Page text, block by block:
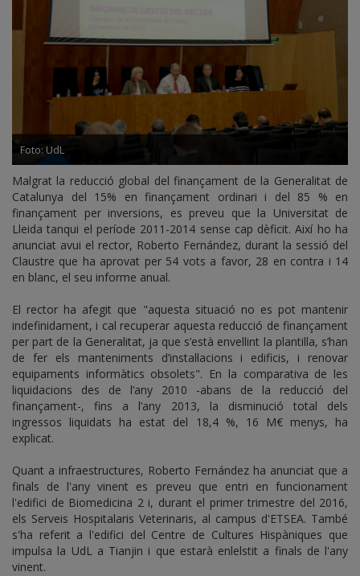
Foto: UdL
Malgrat la reducció global del finançament de la Generalitat de
Catalunya del 15% en finançament ordinari i del 85 % en
finançament per inversions, es preveu que la Universitat de
Lleida tanqui el període 2011-2014 sense cap dèficit. Així ho ha
anunciat avui el rector, Roberto Fernández, durant la sessió del
Claustre que ha aprovat per 54 vots a favor, 28 en contra i 14
en blanc, el seu informe anual.
El rector ha afegit que "aquesta situació no es pot mantenir
indefinidament, i cal recuperar aquesta reducció de finançament
per part de la Generalitat, ja que s’està envellint la plantilla, s’han
de fer els manteniments d’instal·lacions i edificis, i renovar
equipaments informàtics obsolets". En la comparativa de les
liquidacions des de l’any 2010 -abans de la reducció del
finançament-, fins a l’any 2013, la disminució total dels
ingressos liquidats ha estat del 18,4 %, 16 M€ menys, ha
explicat.
Quant a infraestructures, Roberto Fernández ha anunciat que a
finals de l'any vinent es preveu que entri en funcionament
l'edifici de Biomedicina 2 i, durant el primer trimestre del 2016,
els Serveis Hospitalaris Veterinaris, al campus d'ETSEA. També
s'ha referit a l'edifici del Centre de Cultures Hispàniques que
impulsa la UdL a Tianjin i que estarà enlelstit a finals de l'any
vinent.